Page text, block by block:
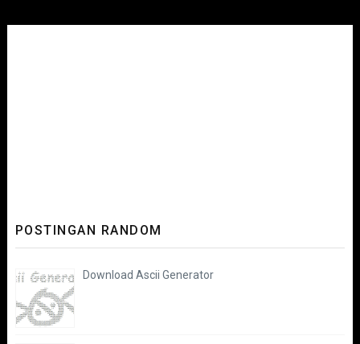
POSTINGAN RANDOM
Download Ascii Generator